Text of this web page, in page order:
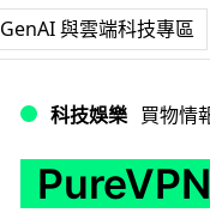
GenAI 與雲端科技專區
科技娛樂 買物情